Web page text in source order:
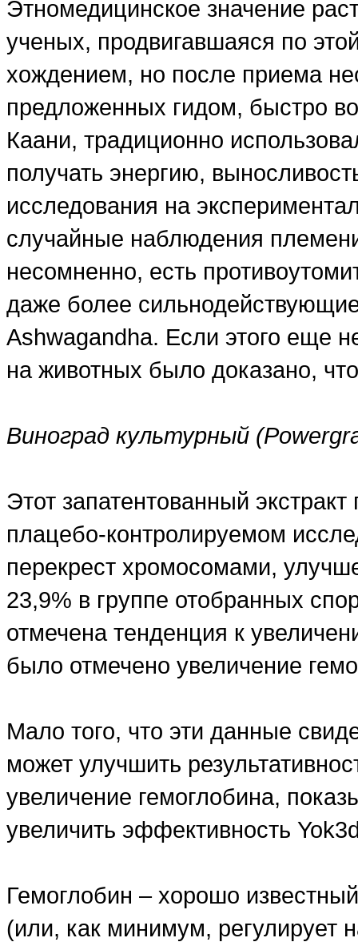
Этномедицинское значение
ученых, продвигавшаяся по
хождением, но после приема
предложенных гидом, быстро
Каани, традиционно
получать энергию,
исследования на
случайные наблюдения
несомненно, есть
даже более
Ashwagandha. Если этого еще
на животных было доказано,
Виноград культурный
Этот запатентованный
плацебо-контролируемом
перекрест хромосомами,
23,9% в группе отобранных
отмечена тенденция к
было отмечено увеличение
Мало того, что эти данные
может улучшить
увеличение гемоглобина,
увеличить эффективность
Гемоглобин – хорошо
(или, как минимум, регулирует